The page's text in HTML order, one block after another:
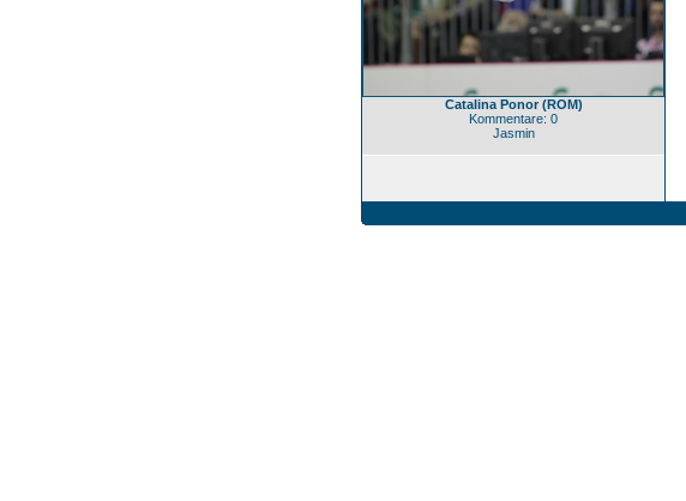
Catalina Ponor (ROM)
Kommentare: 0
Jasmin